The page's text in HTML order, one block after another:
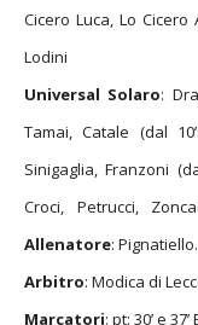
Lodini
Universal Solaro
Tamai, Catale (dal
Sinigaglia, Franzoni
Croci, Petrucci,
Allenatore: Pignatiello.
Arbitro: Modica di Lecco
Marcatori: pt: 30’ e
Parte fortissimo